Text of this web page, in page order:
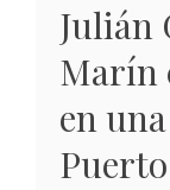
Julián
Marín
en